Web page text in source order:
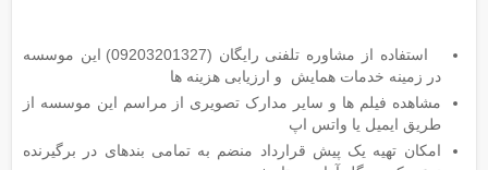
استفاده از مشاوره تلفنی رایگان (09203201327) این موسسه
در زمینه خدمات همایش و ارزیابی هزینه ها
مشاهده فیلم ها و سایر مدارک تصویری از مراسم این موسسه از
طریق ایمیل یا واتس اپ
امکان تهیه یک پیش قرارداد منضم به تمامی بندهای در برگیرنده